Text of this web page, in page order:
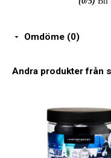
Omdöme (0)
Andra produkter från